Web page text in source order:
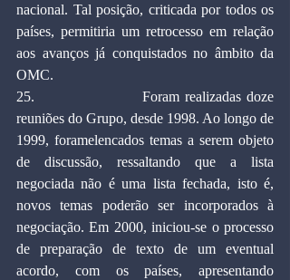
nacional. Tal posição, criticada por todos os
países, permitiria um retrocesso em relação
aos avanços já conquistados no âmbito da
OMC.
25.                    Foram realizadas doze
reuniões do Grupo, desde 1998. Ao longo de
1999, foramelencados temas a serem objeto
de discussão, ressaltando que a lista
negociada não é uma lista fechada, isto é,
novos temas poderão ser incorporados à
negociação. Em 2000, iniciou-se o processo
de preparação de texto de um eventual
acordo, com os países, apresentando